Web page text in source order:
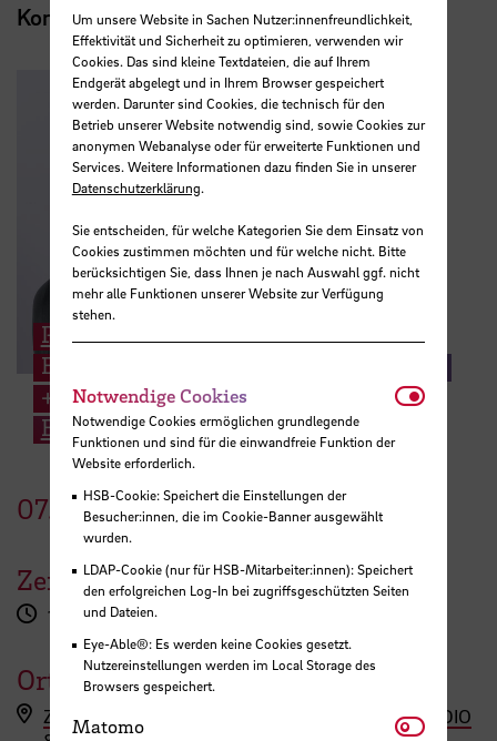
Kontakt
Prof. Katja-Annika Pahl
Entwerfen, Darstellung und Gestaltung
+49 421 5905 2669
E-Mail
07. Dezember2022
Zeit
19:00 Uhr
Ort
Zoom Link zum Background-Vortrag von DU STUDIO
Um unsere Website in Sachen Nutzer:innenfreundlichkeit,
Effektivität und Sicherheit zu optimieren, verwenden wir
Cookies. Das sind kleine Textdateien, die auf Ihrem
Endgerät abgelegt und in Ihrem Browser gespeichert
werden. Darunter sind Cookies, die technisch für den
Betrieb unserer Website notwendig sind, sowie Cookies zur
anonymen Webanalyse oder für erweiterte Funktionen und
Services. Weitere Informationen dazu finden Sie in unserer
Datenschutzerklärung.
Sie entscheiden, für welche Kategorien Sie dem Einsatz von
Cookies zustimmen möchten und für welche nicht. Bitte
berücksichtigen Sie, dass Ihnen je nach Auswahl ggf. nicht
mehr alle Funktionen unserer Website zur Verfügung
stehen.
Notwendige Cookies
Notwendige Cookies ermöglichen grundlegende
Funktionen und sind für die einwandfreie Funktion der
Website erforderlich.
HSB-Cookie: Speichert die Einstellungen der
Besucher:innen, die im Cookie-Banner ausgewählt
wurden.
LDAP-Cookie (nur für HSB-Mitarbeiter:innen): Speichert
den erfolgreichen Log-In bei zugriffsgeschützten Seiten
und Dateien.
Eye-Able®: Es werden keine Cookies gesetzt.
Nutzereinstellungen werden im Local Storage des
Browsers gespeichert.
Matomo Matomo